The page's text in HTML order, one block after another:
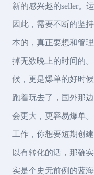
新的感兴趣的seller。
因此，需要不断的坚
本的，真正要想和管
掉无数晚上的时间的
候，更是爆单的好时
跑着玩去了，国外那
会更大，更容易爆单
工作，你想要短期创
以有转化的话，那确
实是个史无前例的蓝